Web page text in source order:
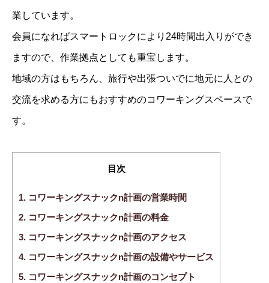
業しています。
会員になればスマートロックにより24時間出入りができ
ますので、作業拠点としても重宝します。
地域の方はもちろん、旅行や出張ついでに地元に人との
交流を求める方にもおすすめのコワーキングスペースで
す。
目次
1. コワーキングスナックn計画の営業時間
2. コワーキングスナックn計画の料金
3. コワーキングスナックn計画のアクセス
4. コワーキングスナックn計画の設備やサービス
5. コワーキングスナックn計画のコンセプト